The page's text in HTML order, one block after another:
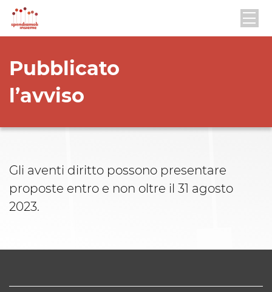
Pubblicato
l’avviso
Gli aventi diritto possono presentare
proposte entro e non oltre il 31 agosto
2023.